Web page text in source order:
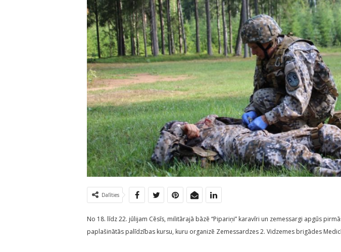
Dalīties
No 18. līdz 22. jūlijam Cēsīs, militārajā bāzē “Pipariņi” karavīri un zemessargi apgūs
paplašinātās palīdzības kursu, kuru organizē Zemessardzes 2. Vidzemes brigādes